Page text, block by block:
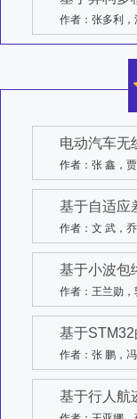
作者：张多利
电动汽车无
作者：张 鑫，
基于自适应
作者：文 武，
基于小波包
作者：王兰勋
基于
作者：张 鹏，
基于行人航